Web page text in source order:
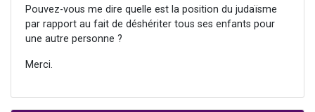
Pouvez-vous me dire quelle est la position du judaïsme
par rapport au fait de déshériter tous ses enfants pour
une autre personne ?
Merci.